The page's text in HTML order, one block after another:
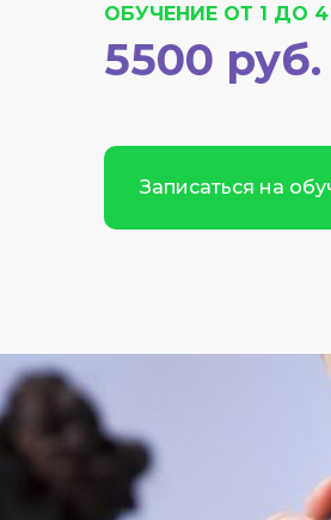
Записаться на
ОБУЧЕНИЕ ОТ 1 ДО
5500 руб.